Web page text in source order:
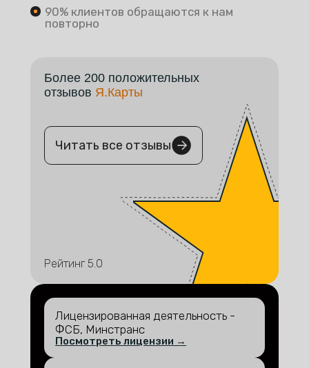
90% клиентов обращаются к нам
повторно
Более 200 положительных
отзывов Я.Карты
Рейтинг 5.0
Читать все отзывы
Лицензированная деятельность -
ФСБ, Минстранс
Посмотреть лицензии →